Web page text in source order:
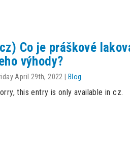
Co je práškové
výhody?
April 29th, 2022 Blog
this entry is only available in cz.